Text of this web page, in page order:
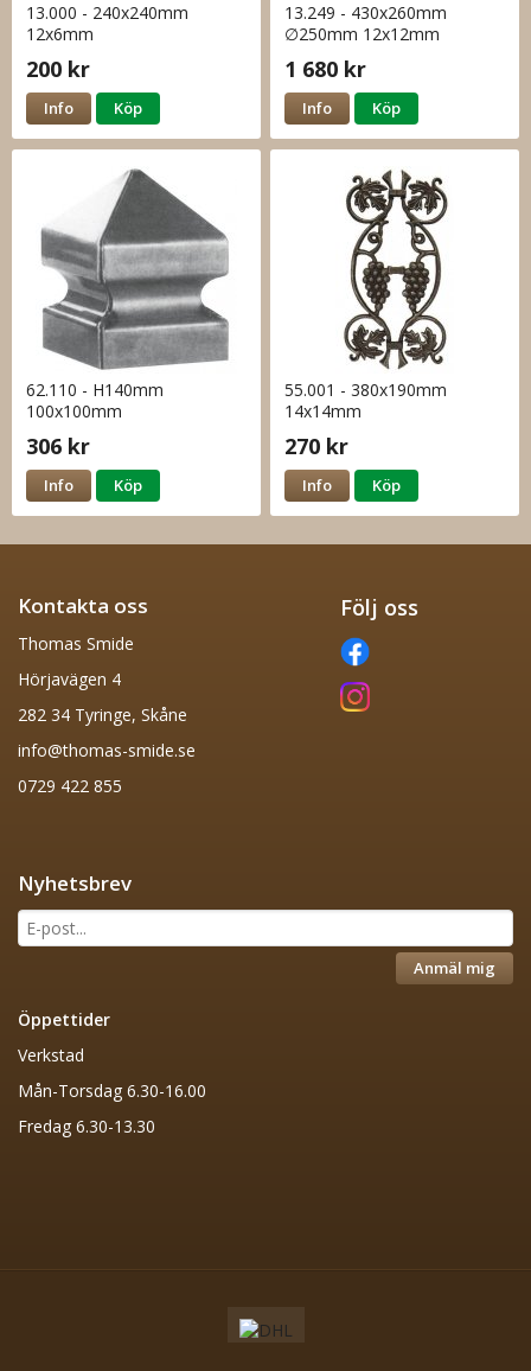
13.000 - 240x240mm
12x6mm
200 kr
Info Köp
13.249 - 430x260mm
∅250mm 12x12mm
1 680 kr
Info Köp
62.110 - H140mm
100x100mm
306 kr
Info Köp
55.001 - 380x190mm
14x14mm
270 kr
Info Köp
Kontakta oss
Thomas Smide
Hörjavägen 4
282 34 Tyringe, Skåne
info@thomas-smide.se
0729 422 855
Följ oss
Nyhetsbrev
Anmäl mig
Öppettider
Verkstad
Mån-Torsdag 6.30-16.00
Fredag 6.30-13.30